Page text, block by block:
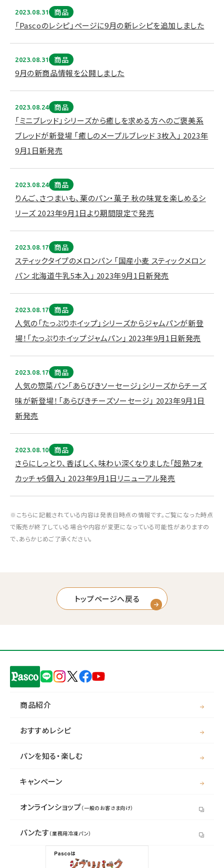
2023.08.31 商品
「Pascoのレシピ」ページに9月の新レシピを追加しました
2023.08.31 商品
9月の新商品情報を公開しました
2023.08.24 商品
「ミニブレッド」シリーズから癒しを求める方へのご褒美系
ブレッドが新登場 「癒しのメープルブレッド 3枚入」 2023年
9月1日新発売
2023.08.24 商品
りんご、さつまいも、栗のパン・菓子 秋の味覚を楽しめるシ
リーズ 2023年9月1日より期間限定で発売
2023.08.17 商品
スティックタイプのメロンパン 「国産小麦 スティックメロン
パン 北海道牛乳5本入」 2023年9月1日新発売
2023.08.17 商品
人気の「たっぷりホイップ」シリーズからジャムパンが新登
場！「たっぷりホイップジャムパン」 2023年9月1日新発売
2023.08.17 商品
人気の惣菜パン「あらびきソーセージ」シリーズからチーズ
味が新登場！「あらびきチーズソーセージ」 2023年9月1日
新発売
2023.08.10 商品
さらにしっとり、香ばしく、味わい深くなりました「超熟フォ
カッチャ5個入」 2023年9月1日リニューアル発売
※こちらに記載されている内容は発表日時点の情報です。ご覧になった時点
で販売が終了している場合や内容が変更になっている可能性がありますの
で、あらかじめご了承ください。
トップページへ戻る
商品紹介
おすすめレシピ
パンを知る・楽しむ
キャンペーン
オンラインショップ（一般のお客さま向け）
パンたす （業務用冷凍パン）